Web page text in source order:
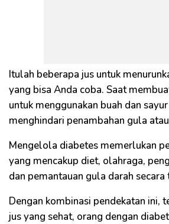
Itulah beberapa jus untuk
yang bisa Anda coba. Saat
untuk menggunakan buah dan
menghindari penambahan gula
Mengelola diabetes memerlukan
yang mencakup diet, olahraga,
dan pemantauan gula darah secara
Dengan kombinasi pendekatan ini,
jus yang sehat, orang dengan